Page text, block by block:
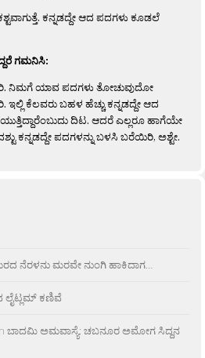
ಕನ್ನಡದ್ದೇ ಆದ ಪದಗಳು ಕೂಡಲೆ
ಗಮನಿಸಿ:
ನಿಮಗೆ ಯಾವ ಪದಗಳು ತೋಚುವುದೋ
ಕೆಲವರು ಬಹಳ ಹೆಚ್ಚು ಕನ್ನಡದ್ದೇ ಆದ
ದಿಟ. ಆದರೆ ಎಲ್ಲರೂ ಹಾಗೆಯೇ
ಕನ್ನಡದ್ದೇ ಪದಗಳನ್ನು ಬಳಸಿ ಬರೆಯಿರಿ, ಅಶ್ಟೇ.
ನೆರಳನು ಮರವೇ ನುಂಗಿ ಹಾಕಿದಾಗ…
ಲೈಟ್ಲಮ್ ಕಣಿವೆ
ಬಾದಮಿ ಅಮವಾಸ್ಯೆ: ಚಬನೂರ ಅಮೋಗ ಸಿದ್ದನ